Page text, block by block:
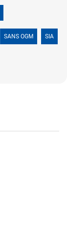
SANS OGM SIA